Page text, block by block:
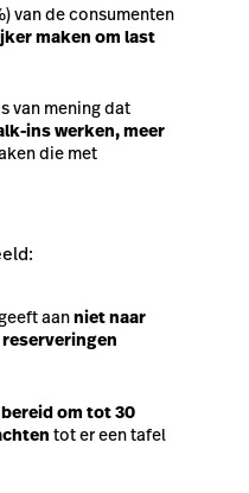
van de consumenten
maken om last
van mening dat
ins werken, meer
die met
aanniet naar
bereid om tot 30
tot er een tafel